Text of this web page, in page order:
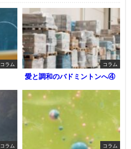
コラム コラム
愛と調和のバドミントンへ④
コラム コラム